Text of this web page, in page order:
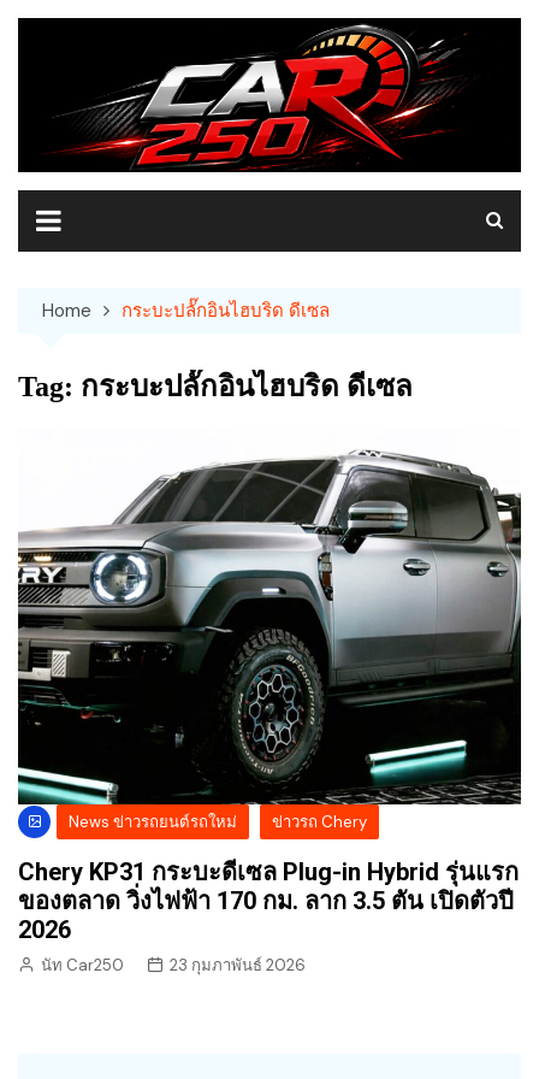
Skip
Home กระบะปลั๊กอินไฮบริด ดีเซล
Tag: กระบะปลั๊กอินไฮบริด ดีเซล
News ข่าวรถยนต์รถใหม่ ข่าวรถ Chery
Chery KP31 กระบะดีเซล Plug-in Hybrid รุ่นแรก
ของตลาด วิ่งไฟฟ้า 170 กม. ลาก 3.5 ตัน เปิดตัวปี
2026
นัท Car250 23 กุมภาพันธ์ 2026